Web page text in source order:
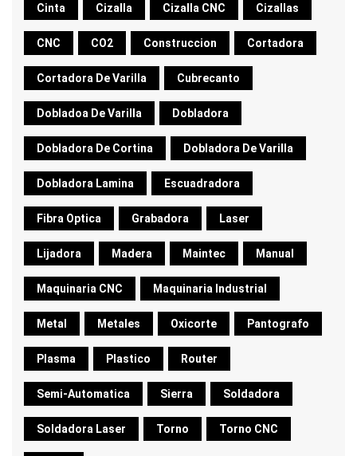
Cinta Cizalla Cizalla CNC Cizallas
CNC CO2 Construccion Cortadora
Cortadora De Varilla Cubrecanto
Dobladoa De Varilla Dobladora
Dobladora De Cortina Dobladora De Varilla
Dobladora Lamina Escuadradora
Fibra Optica Grabadora Laser
Lijadora Madera Maintec Manual
Maquinaria CNC Maquinaria Industrial
Metal Metales Oxicorte Pantografo
Plasma Plastico Router
Semi-Automatica Sierra Soldadora
Soldadora Laser Torno Torno CNC